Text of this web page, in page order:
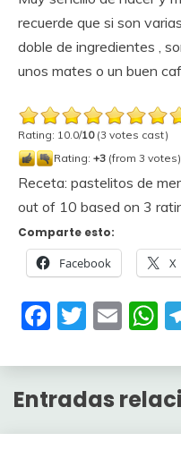
recuerde que si son
doble de ingredientes ,
unos mates o un buen
Rating: 10.0/10(3 votes cast)
Rating: +3 (from 3 votes)
Receta: pastelitos de
out of 10 based on 3
Comparte esto:
Facebook X
Facebook
Entradas